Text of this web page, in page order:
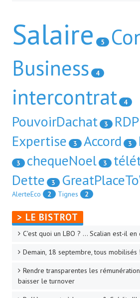
Salaire 5
Business 4
intercontrat 4
PouvoirDachat 3 RDP
Expertise 3 Accord 3
3 chequeNoel 3
Dette 3
AlerteEco
2 Tignes 2
> LE BISTROT
C'est quoi un LBO ? ... Scalian est-il en
Demain, 18 septembre, tous mobilisés !
Rendre transparentes les
baisser le turnover